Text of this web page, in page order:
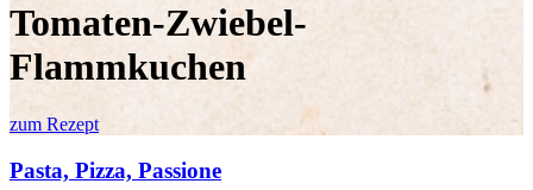
Tomaten-Zwiebel-
Flammkuchen
zum Rezept
Pasta, Pizza, Passione